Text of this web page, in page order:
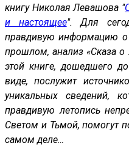
книгу Николая Левашова "
и настоящее". Для
правдивую информацию
прошлом, анализ «Сказа
этой книге, дошедшего
виде, послужит
уникальных сведений,
правдивую летопись
Светом и Тьмой, помогут
самом деле…